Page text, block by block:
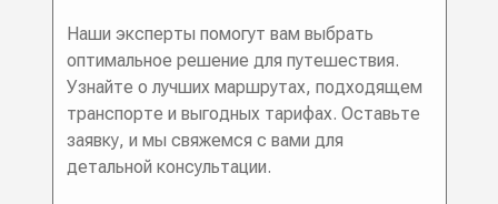
Наши эксперты помогут вам выбрать
оптимальное решение для путешествия.
Узнайте о лучших маршрутах, подходящем
транспорте и выгодных тарифах. Оставьте
заявку, и мы свяжемся с вами для
детальной консультации.